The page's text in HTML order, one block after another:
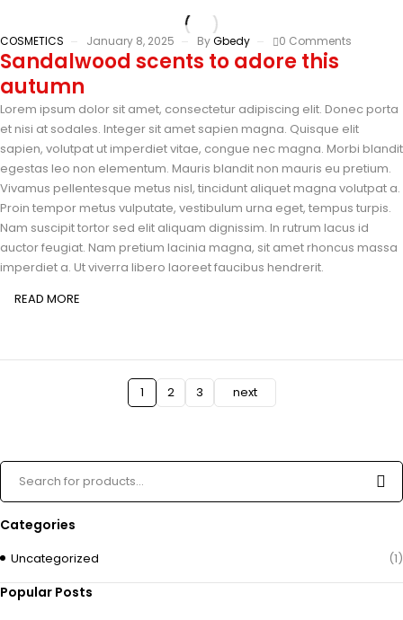
COSMETICS January 8, 2025 ByGbedy 0 Comments
Sandalwood scents to adore this
autumn
Lorem ipsum dolor sit amet, consectetur adipiscing elit. Donec porta
et nisi at sodales. Integer sit amet sapien magna. Quisque elit
sapien, volutpat ut imperdiet vitae, congue nec magna. Morbi blandit
egestas leo non elementum. Mauris blandit non mauris eu pretium.
Vivamus pellentesque metus nisl, tincidunt aliquet magna volutpat a.
Proin tempor metus vulputate, vestibulum urna eget, tempus turpis.
Nam suscipit tortor sed elit aliquam dignissim. In rutrum lacus id
auctor feugiat. Nam pretium lacinia magna, sit amet rhoncus massa
imperdiet a. Ut viverra libero laoreet faucibus hendrerit.
READ MORE
1 2 3 next
Categories
Uncategorized (1)
Popular Posts